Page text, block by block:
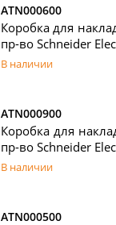
ATN000600
Коробка для
пр-во Schneider
В наличии
ATN000900
Коробка для
пр-во Schneider
В наличии
ATN000500